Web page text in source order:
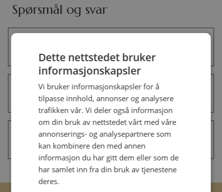
Spørsmål og svar
THE MESSAGE?
Hva betyr det at THE MESSAGE –
BUDSKAPET er en parafrase?
Er THE MESSAGE – BUDSKAPET tro
mot den opprinnelige Bibelen?
Dette nettstedet bruker
informasjonskapsler
Vi bruker informasjonskapsler for å
tilpasse innhold, annonser og analysere
trafikken vår. Vi deler også informasjon
om din bruk av nettstedet vårt med våre
annonserings- og analysepartnere som
kan kombinere den med annen
informasjon du har gitt dem eller som de
har samlet inn fra din bruk av tjenestene
deres.